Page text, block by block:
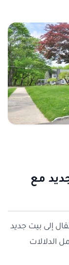
مع
إلى بيت جديد
الدلالات